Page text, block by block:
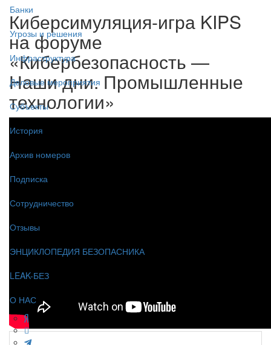
Банки
Угрозы и решения
Инфраструктура
Деловые мероприятия
Субъекты
История
Архив номеров
Подписка
Сотрудничество
Отзывы
ЭНЦИКЛОПЕДИЯ БЕЗОПАСНИКА
LEAK-БЕЗ
О НАС
Киберсимуляция-игра KIPS
на форуме
«Кибербезопасность —
Наши дни. Промышленные
технологии»